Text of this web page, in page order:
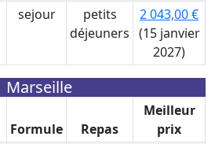
sejour
petits
déjeuners
2 043,00 €
(15 janvier
2027)
Marseille
Formule Repas
Meilleur
prix